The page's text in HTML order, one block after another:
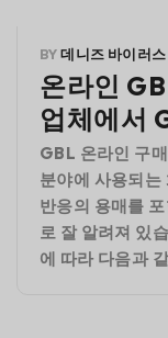
BY 데니즈 바이러스
온라인
업체에서
GBL 온라인 구
분야에 사용되는
반응의 용매를
로 잘 알려져 있
에 따라 다음과